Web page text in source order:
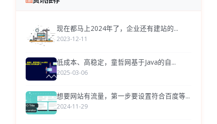
现在都马上2024年了，企业还有建站的...
2023-12-11
低成本、高稳定，童哲网基于Java的自...
2025-03-06
想要网站有流量，第一步要设置符合百度等...
2024-11-29